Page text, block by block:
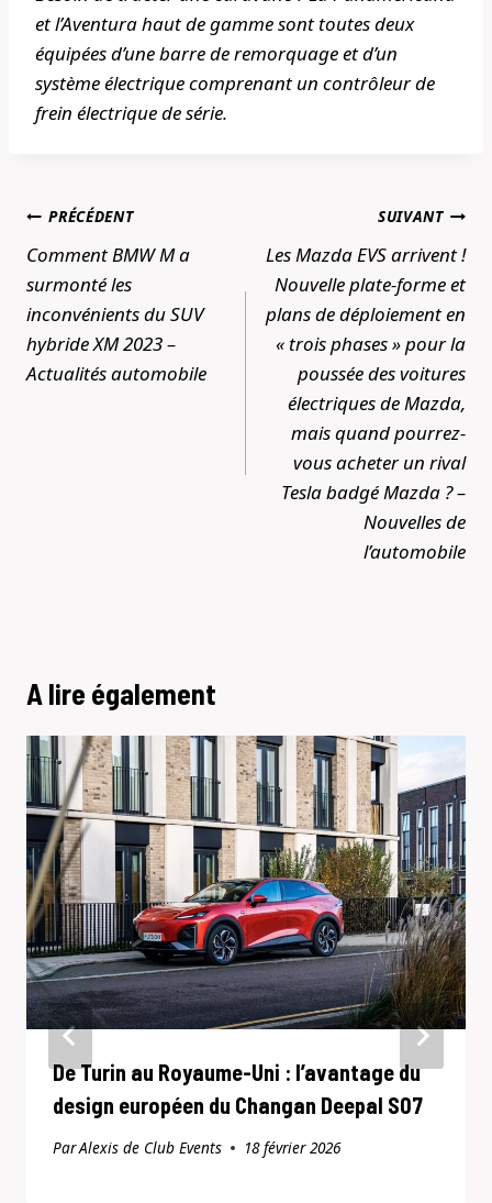
et l’Aventura haut de gamme sont toutes deux
équipées d’une barre de remorquage et d’un
système électrique comprenant un contrôleur de
frein électrique de série.
Navigation
de
l’article
PRÉCÉDENT
Comment BMW M a
surmonté les
inconvénients du SUV
hybride XM 2023 –
Actualités automobile
SUIVANT
Les Mazda EVS arrivent !
Nouvelle plate-forme et
plans de déploiement en
« trois phases » pour la
poussée des voitures
électriques de Mazda,
mais quand pourrez-
vous acheter un rival
Tesla badgé Mazda ? –
Nouvelles de
l’automobile
A lire également
De Turin au Royaume-Uni : l’avantage du
design européen du Changan Deepal S07
ParAlexis de Club Events 18 février 2026